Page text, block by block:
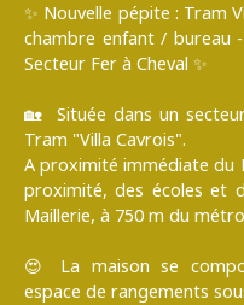
✨ Nouvelle pépite : Tram
chambre enfant / bureau
Secteur Fer à Cheval ✨
🏡 Située dans un
Tram "Villa Cavrois".
A proximité immédiate du
proximité, des écoles et
Maillerie, à 750 m du
😍 La maison se
espace de rangements